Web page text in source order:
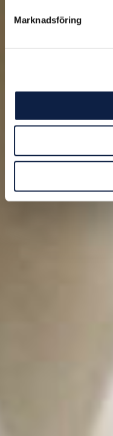
Marknadsföring